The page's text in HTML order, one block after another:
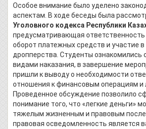
Особое внимание было уделено
аспектам. В ходе беседы была
Уголовного кодекса Республики
предусматривающая ответственность
оборот платежных средств и участие в
дропперства. Студенты
видами наказания, в завершение
пришли к выводу о необходимости
отношения к финансовым операциям и
Проведенное обсуждение позволило
понимание того, что «легкие деньги»
тяжелым жизненным и правовым
правовая осведомленность является